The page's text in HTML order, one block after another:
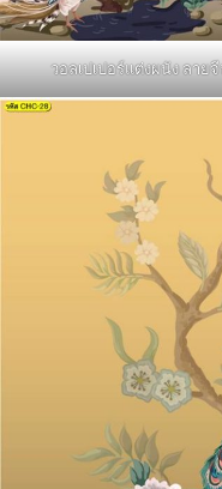
วอลเปเปอร์แต่งผนัง ลา